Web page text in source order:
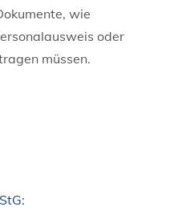
wie
oder
müssen.